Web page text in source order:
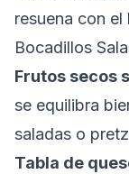
resuena con
Bocadillos
Frutos secos
se equilibra
saladas o
Tabla de